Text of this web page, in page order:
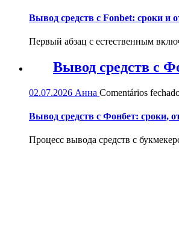
Вывод средств с Fonbet: сроки и
Первый абзац с естественным
Вывод средств с
02.07.2026 Анна Comentários
Вывод средств с Фонбет: сроки,
Процесс вывода средств с